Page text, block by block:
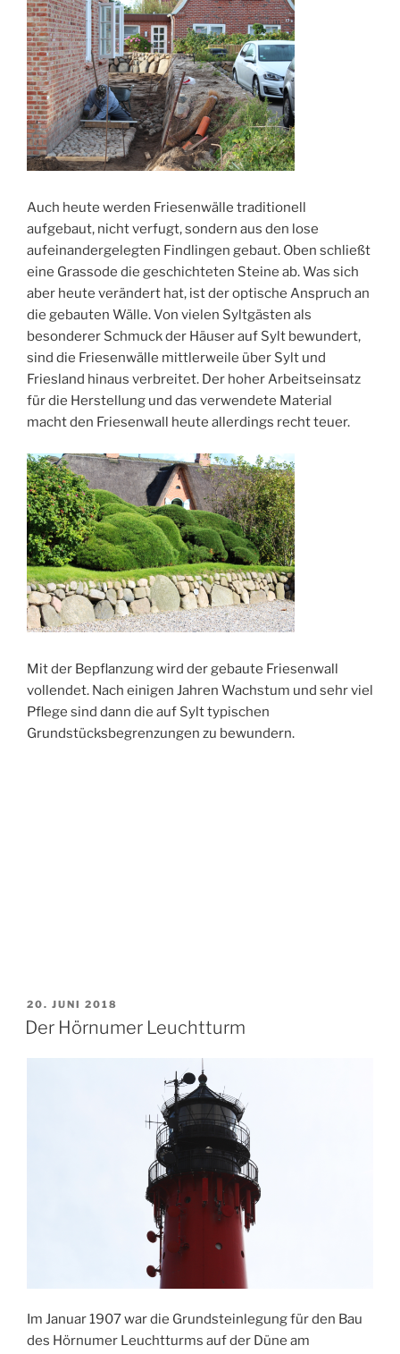
Auch heute werden Friesenwälle traditionell
aufgebaut, nicht verfugt, sondern aus den lose
aufeinandergelegten Findlingen gebaut. Oben schließt
eine Grassode die geschichteten Steine ab. Was sich
aber heute verändert hat, ist der optische Anspruch an
die gebauten Wälle. Von vielen Syltgästen als
besonderer Schmuck der Häuser auf Sylt bewundert,
sind die Friesenwälle mittlerweile über Sylt und
Friesland hinaus verbreitet. Der hoher Arbeitseinsatz
für die Herstellung und das verwendete Material
macht den Friesenwall heute allerdings recht teuer.
Mit der Bepflanzung wird der gebaute Friesenwall
vollendet. Nach einigen Jahren Wachstum und sehr viel
Pflege sind dann die auf Sylt typischen
Grundstücksbegrenzungen zu bewundern.
VERÖFFENTLICHT
AM
20. JUNI 2018
Der Hörnumer Leuchtturm
Im Januar 1907 war die Grundsteinlegung für den Bau
des Hörnumer Leuchtturms auf der Düne am